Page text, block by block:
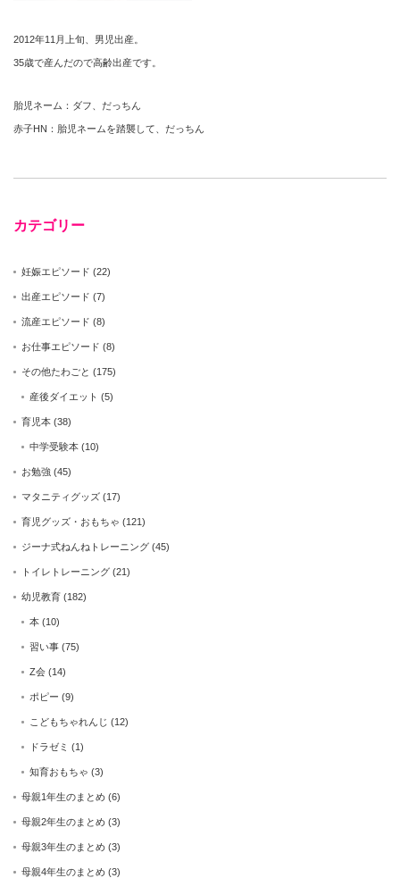
2012年11月上旬、男児出産。
35歳で産んだので高齢出産です。
胎児ネーム：ダフ、だっちん
赤子HN：胎児ネームを踏襲して、だっちん
カテゴリー
妊娠エピソード (22)
出産エピソード (7)
流産エピソード (8)
お仕事エピソード (8)
その他たわごと (175)
産後ダイエット (5)
育児本 (38)
中学受験本 (10)
お勉強 (45)
マタニティグッズ (17)
育児グッズ・おもちゃ (121)
ジーナ式ねんねトレーニング (45)
トイレトレーニング (21)
幼児教育 (182)
本 (10)
習い事 (75)
Z会 (14)
ポピー (9)
こどもちゃれんじ (12)
ドラゼミ (1)
知育おもちゃ (3)
母親1年生のまとめ (6)
母親2年生のまとめ (3)
母親3年生のまとめ (3)
母親4年生のまとめ (3)